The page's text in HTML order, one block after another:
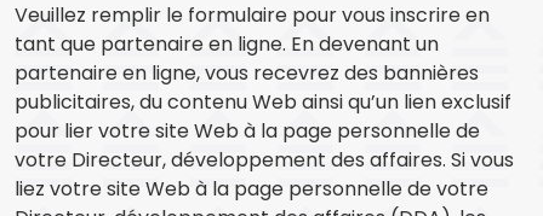
Veuillez remplir le formulaire pour vous inscrire en
tant que partenaire en ligne. En devenant un
partenaire en ligne, vous recevrez des bannières
publicitaires, du contenu Web ainsi qu’un lien exclusif
pour lier votre site Web à la page personnelle de
votre Directeur, développement des affaires. Si vous
liez votre site Web à la page personnelle de votre